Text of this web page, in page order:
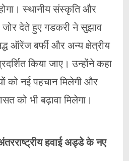
स्थानीय संस्कृति और
जोर देते हुए गडकरी ने सुझाव
ऑरेंज बर्फी और अन्य क्षेत्रीय
किया जाए। उन्होंने कहा
को नई पहचान मिलेगी और
को भी बढ़ावा मिलेगा।
हवाई अड्डे के नए